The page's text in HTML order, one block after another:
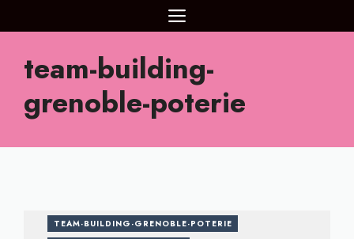
au
MENU
team-building-
grenoble-poterie
TEAM-BUILDING-GRENOBLE-POTERIE